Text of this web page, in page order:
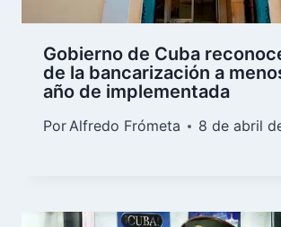
Gobierno de Cuba
de la bancarización a
año de implementada
PorAlfredo Frómeta 8 de abril